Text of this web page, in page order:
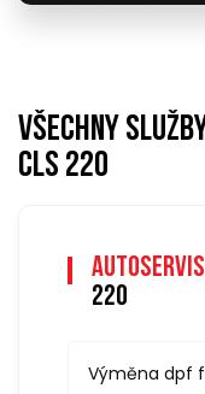
Všechny
cls 220
Autoservis
220
Výměna dpf